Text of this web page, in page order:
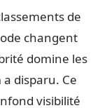
de
changent
domine les
disparu. Ce
visibilité